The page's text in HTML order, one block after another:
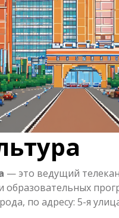
— это ведущий
образовательных
по адресу: 5-я